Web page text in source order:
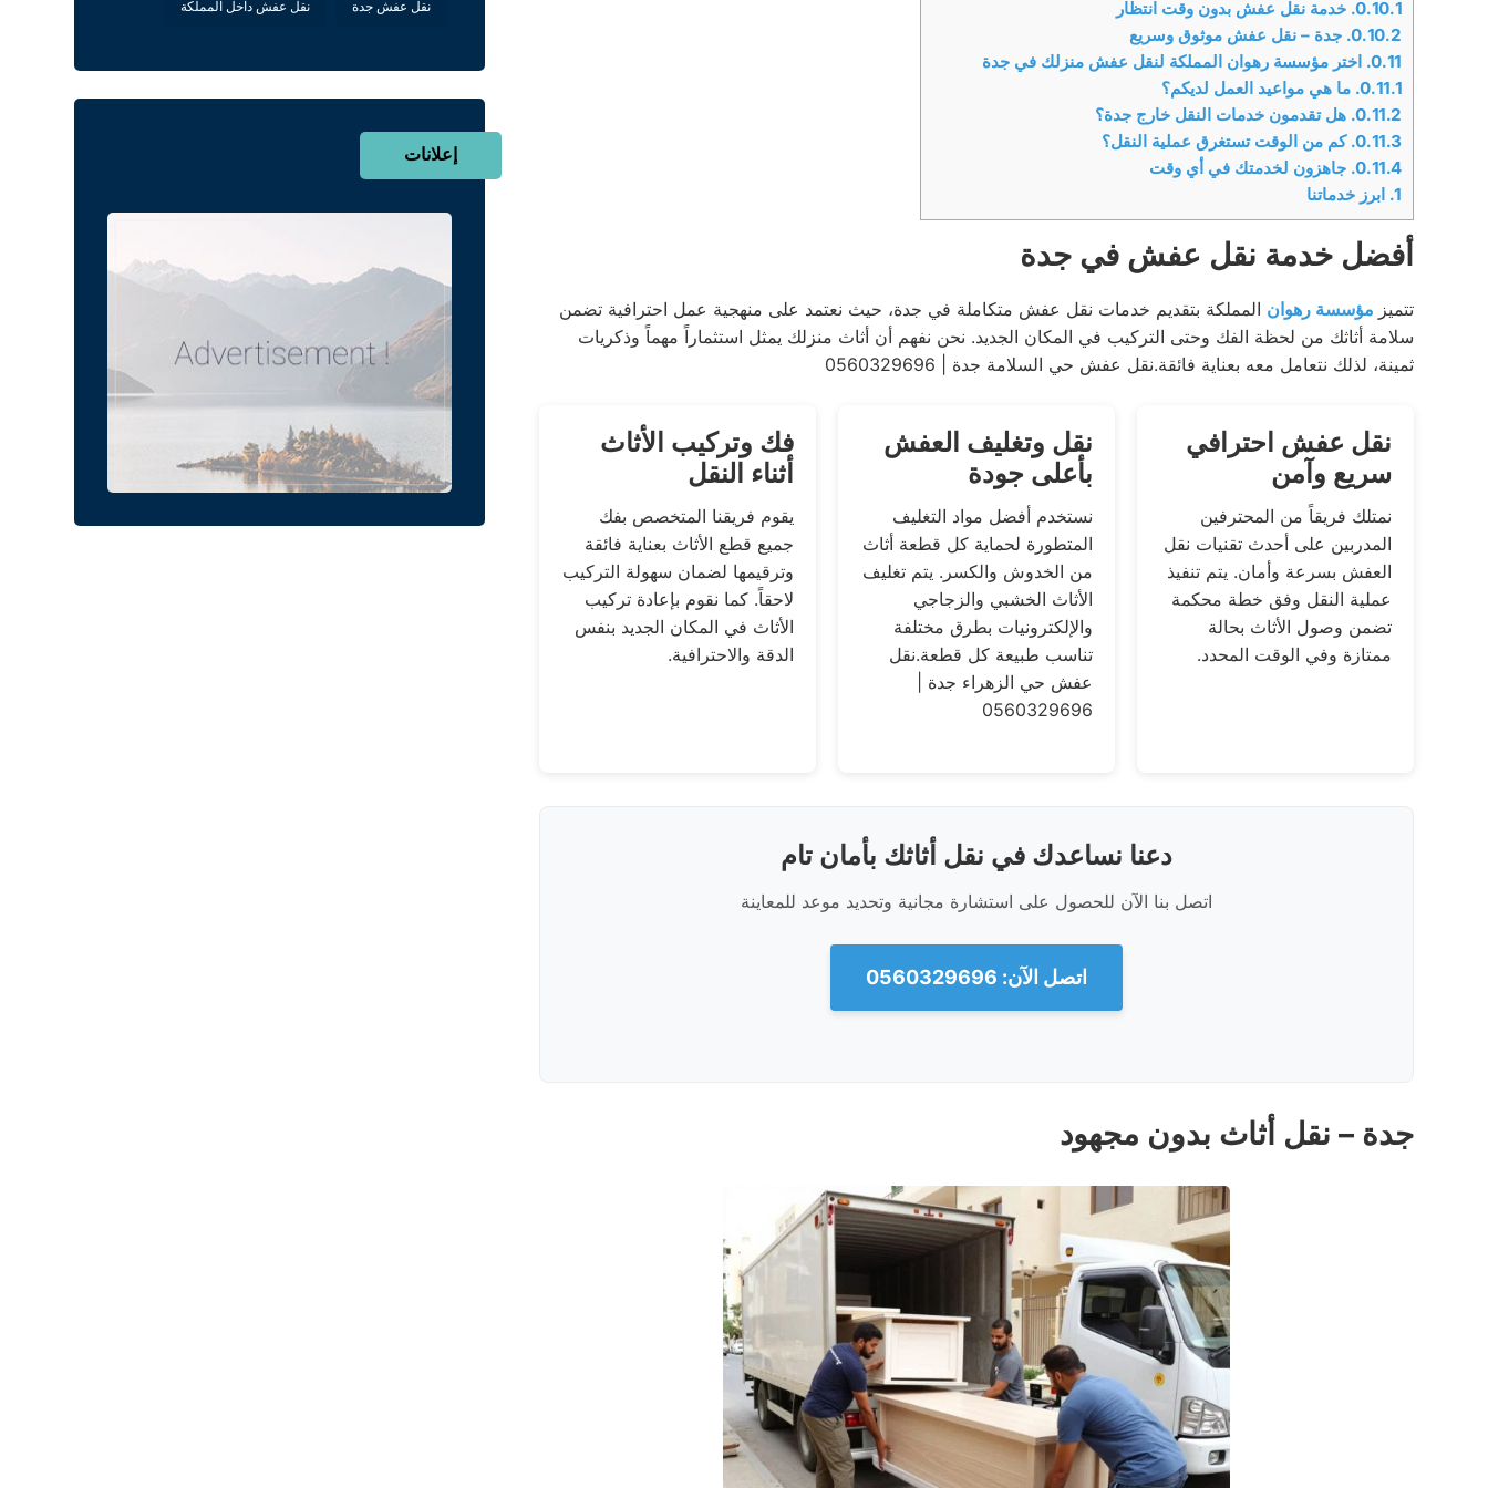
0.10.1. خدمة نقل عفش بدون وقت انتظار
0.10.2. جدة – نقل عفش موثوق وسريع
0.11. اختر مؤسسة رهوان المملكة لنقل عفش منزلك في جدة
0.11.1. ما هي مواعيد العمل لديكم؟
0.11.2. هل تقدمون خدمات النقل خارج جدة؟
0.11.3. كم من الوقت تستغرق عملية النقل؟
0.11.4. جاهزون لخدمتك في أي وقت
1. ابرز خدماتنا
أفضل خدمة نقل عفش في جدة
تتميز مؤسسة رهوان المملكة بتقديم خدمات نقل عفش متكاملة في جدة، حيث نعتمد على منهجية عمل احترافية تضمن
سلامة أثاثك من لحظة الفك وحتى التركيب في المكان الجديد. نحن نفهم أن أثاث منزلك يمثل استثماراً مهماً وذكريات
ثمينة، لذلك نتعامل معه بعناية فائقة.نقل عفش حي السلامة جدة | 0560329696
نقل عفش احترافي
سريع وآمن
نمتلك فريقاً من المحترفين
المدربين على أحدث تقنيات نقل
العفش بسرعة وأمان. يتم تنفيذ
عملية النقل وفق خطة محكمة
تضمن وصول الأثاث بحالة
ممتازة وفي الوقت المحدد.
نقل وتغليف العفش
بأعلى جودة
نستخدم أفضل مواد التغليف
المتطورة لحماية كل قطعة أثاث
من الخدوش والكسر. يتم تغليف
الأثاث الخشبي والزجاجي
والإلكترونيات بطرق مختلفة
تناسب طبيعة كل قطعة.نقل
عفش حي الزهراء جدة |
0560329696
فك وتركيب الأثاث
أثناء النقل
يقوم فريقنا المتخصص بفك
جميع قطع الأثاث بعناية فائقة
وترقيمها لضمان سهولة التركيب
لاحقاً. كما نقوم بإعادة تركيب
الأثاث في المكان الجديد بنفس
الدقة والاحترافية.
دعنا نساعدك في نقل أثاثك بأمان تام
اتصل بنا الآن للحصول على استشارة مجانية وتحديد موعد للمعاينة
اتصل الآن: 0560329696
جدة – نقل أثاث بدون مجهود
نقل عفش جدة نقل عفش داخل المملكة
إعلانات